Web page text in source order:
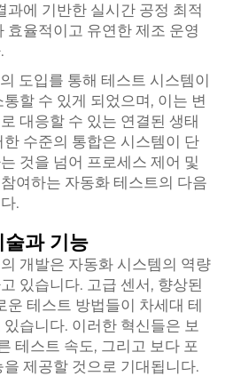
과에 기반한 실시간 공정 최적
효율적이고 유연한 제조 운영
도입를 통해 테스트 시스템이
할 수 있게 되었으며, 이는 변
대응할 수 있는 연결된 생태
수준의 통합은 시스템이 단
것을 넘어 프로세스 제어 및
여하는 자동화 테스트의 다음
.
과 기능
개발은 자동화 시스템의 역량
있습니다. 고급 센서, 향상된
운 테스트 방법들이 차세대 테
습니다. 이러한 혁신들은 보
테스트 속도, 그리고 보다 포
제공할 것으로 기대됩니다.